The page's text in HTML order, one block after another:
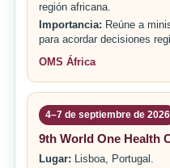
región africana.
Importancia: Reúne a
para acordar decisiones
OMS África
4–7 de septiembre de 2026
9th World One Health
Lugar: Lisboa, Portugal.